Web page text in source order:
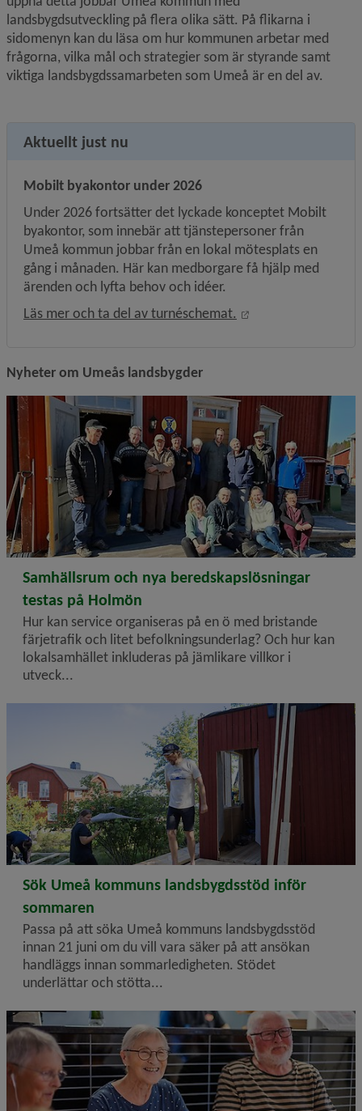
landsbygdsutveckling på flera olika sätt. På flikarna i
sidomenyn kan du läsa om hur kommunen arbetar med
frågorna, vilka mål och strategier som är styrande samt
viktiga landsbygds­samarbeten som Umeå är en del av.
Aktuellt just nu
Mobilt byakontor under 2026
Under 2026 fortsätter det lyckade konceptet Mobilt
byakontor, som innebär att tjänstepersoner från
Umeå kommun jobbar från en lokal mötesplats en
gång i månaden. Här kan medborgare få hjälp med
ärenden och lyfta behov och idéer.
Läs mer och ta del av turnéschemat.
Öppnas i nytt
Nyheter om Umeås landsbygder
2026-06-29
Samhällsrum och nya beredskapslösningar
testas på Holmön
Hur kan service organiseras på en ö med bristande
färjetrafik och litet befolkningsunderlag? Och hur kan
lokalsamhället inkluderas på jämlikare villkor i
utveck...
2026-05-19
Sök Umeå kommuns landsbygdsstöd inför
sommaren
Passa på att söka Umeå kommuns landsbygdsstöd
innan 21 juni om du vill vara säker på att ansökan
handläggs innan sommarledigheten. Stödet
underlättar och stötta...